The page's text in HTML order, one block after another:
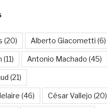
(20) Alberto Giacometti (6)
(11) Antonio Machado (45)
(21)
(46) César Vallejo (20)